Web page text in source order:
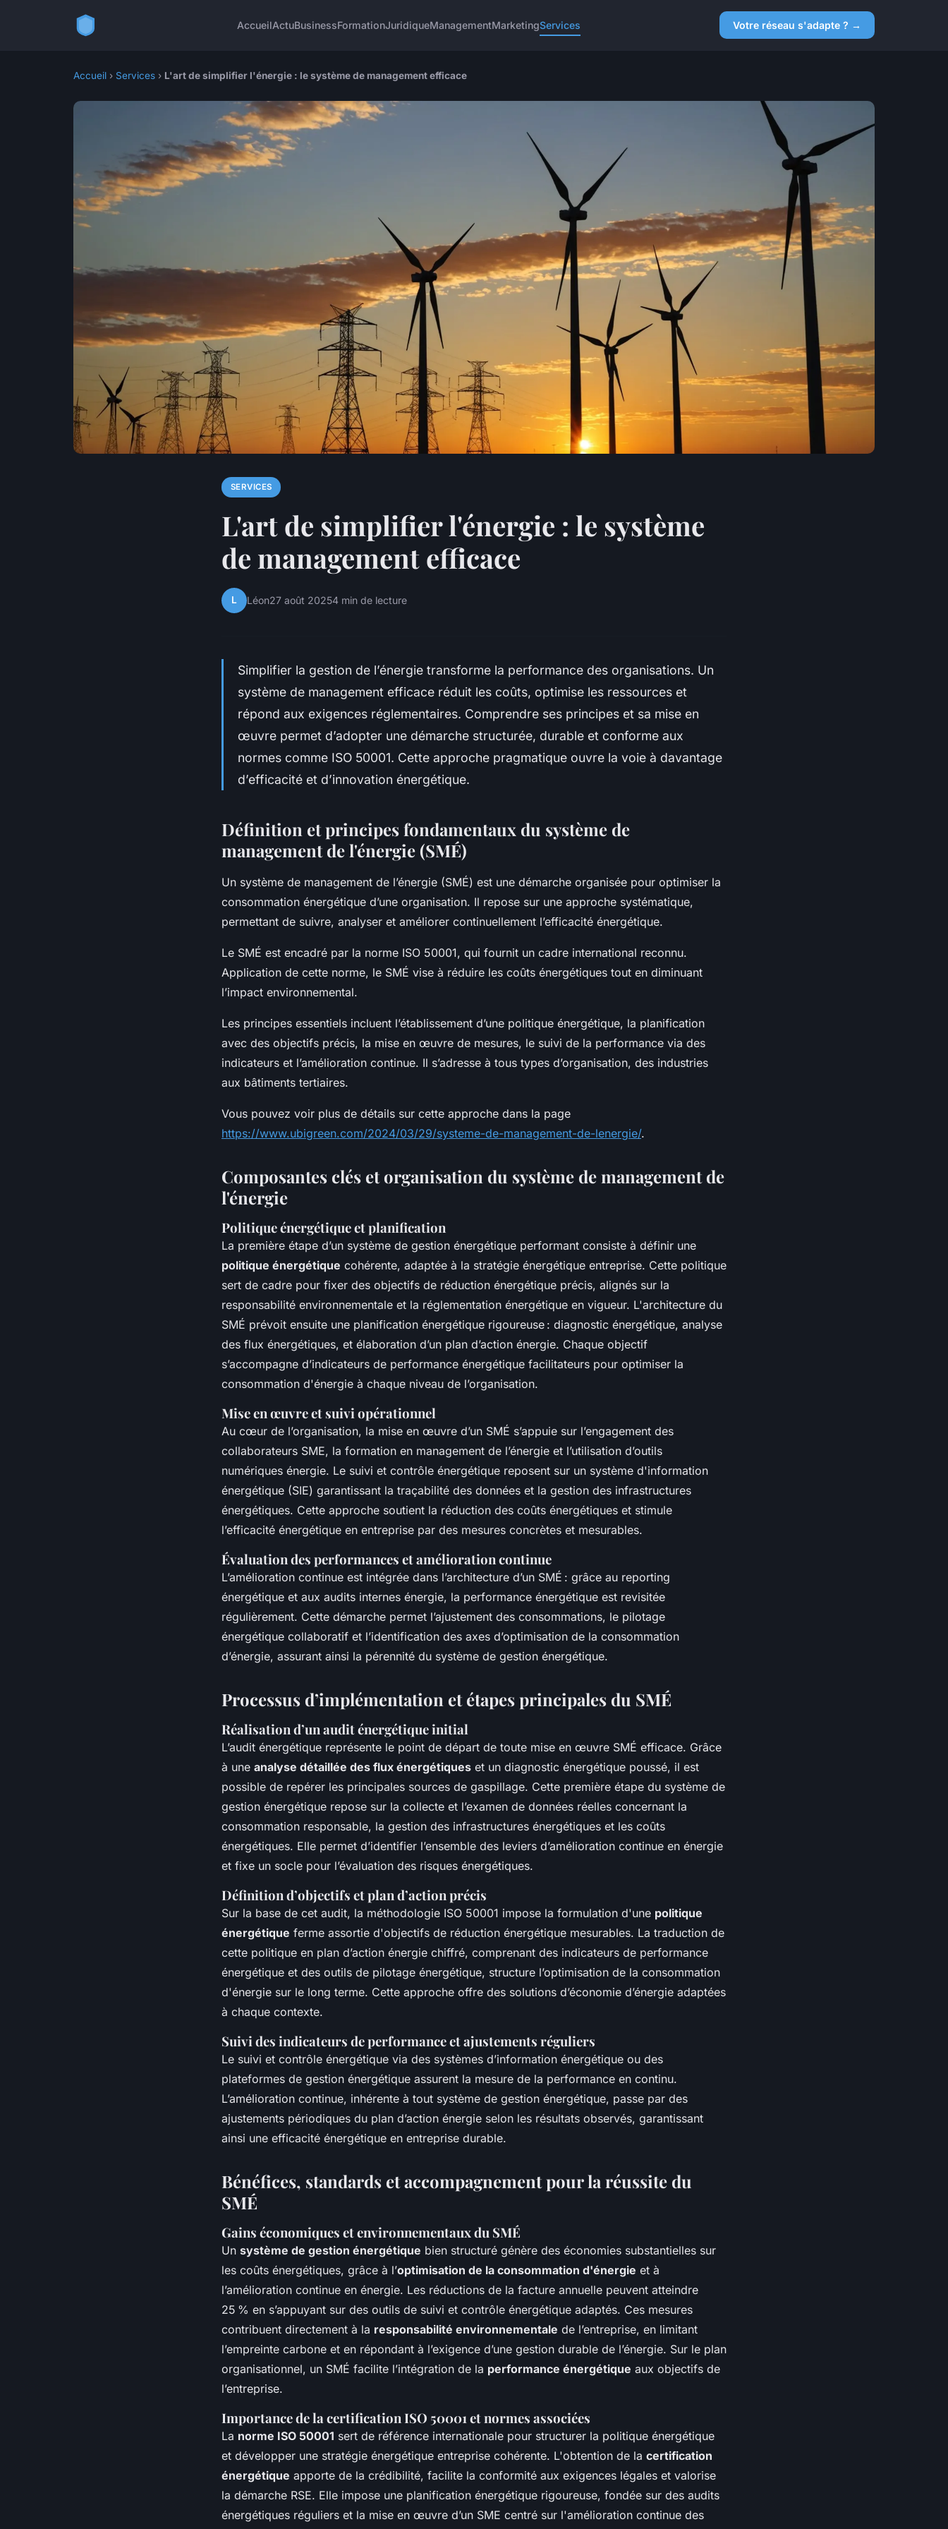
AccueilActuBusinessFormationJuridiqueManagementMarketingServices Votre réseau s'adapte ? →
Accueil › Services › L'art de simplifier l'énergie : le système de management efficace
SERVICES
L'art de simplifier l'énergie : le système
de management efficace
L Léon27 août 20254 min de lecture
Simplifier la gestion de l’énergie transforme la performance des organisations. Un
système de management efficace réduit les coûts, optimise les ressources et
répond aux exigences réglementaires. Comprendre ses principes et sa mise en
œuvre permet d’adopter une démarche structurée, durable et conforme aux
normes comme ISO 50001. Cette approche pragmatique ouvre la voie à davantage
d’efficacité et d’innovation énergétique.
Définition et principes fondamentaux du système de
management de l'énergie (SMÉ)
Un système de management de l’énergie (SMÉ) est une démarche organisée pour optimiser la
consommation énergétique d’une organisation. Il repose sur une approche systématique,
permettant de suivre, analyser et améliorer continuellement l’efficacité énergétique.
Le SMÉ est encadré par la norme ISO 50001, qui fournit un cadre international reconnu.
Application de cette norme, le SMÉ vise à réduire les coûts énergétiques tout en diminuant
l’impact environnemental.
Les principes essentiels incluent l’établissement d’une politique énergétique, la planification
avec des objectifs précis, la mise en œuvre de mesures, le suivi de la performance via des
indicateurs et l’amélioration continue. Il s’adresse à tous types d’organisation, des industries
aux bâtiments tertiaires.
Vous pouvez voir plus de détails sur cette approche dans la page
https://www.ubigreen.com/2024/03/29/systeme-de-management-de-lenergie/.
Composantes clés et organisation du système de management de
l'énergie
Politique énergétique et planification
La première étape d’un système de gestion énergétique performant consiste à définir une
politique énergétique cohérente, adaptée à la stratégie énergétique entreprise. Cette politique
sert de cadre pour fixer des objectifs de réduction énergétique précis, alignés sur la
responsabilité environnementale et la réglementation énergétique en vigueur. L'architecture du
SMÉ prévoit ensuite une planification énergétique rigoureuse : diagnostic énergétique, analyse
des flux énergétiques, et élaboration d’un plan d’action énergie. Chaque objectif
s’accompagne d’indicateurs de performance énergétique facilitateurs pour optimiser la
consommation d'énergie à chaque niveau de l’organisation.
Mise en œuvre et suivi opérationnel
Au cœur de l’organisation, la mise en œuvre d’un SMÉ s’appuie sur l’engagement des
collaborateurs SME, la formation en management de l’énergie et l’utilisation d’outils
numériques énergie. Le suivi et contrôle énergétique reposent sur un système d'information
énergétique (SIE) garantissant la traçabilité des données et la gestion des infrastructures
énergétiques. Cette approche soutient la réduction des coûts énergétiques et stimule
l’efficacité énergétique en entreprise par des mesures concrètes et mesurables.
Évaluation des performances et amélioration continue
L’amélioration continue est intégrée dans l’architecture d’un SMÉ : grâce au reporting
énergétique et aux audits internes énergie, la performance énergétique est revisitée
régulièrement. Cette démarche permet l’ajustement des consommations, le pilotage
énergétique collaboratif et l’identification des axes d’optimisation de la consommation
d’énergie, assurant ainsi la pérennité du système de gestion énergétique.
Processus d’implémentation et étapes principales du SMÉ
Réalisation d’un audit énergétique initial
L’audit énergétique représente le point de départ de toute mise en œuvre SMÉ efficace. Grâce
à une analyse détaillée des flux énergétiques et un diagnostic énergétique poussé, il est
possible de repérer les principales sources de gaspillage. Cette première étape du système de
gestion énergétique repose sur la collecte et l’examen de données réelles concernant la
consommation responsable, la gestion des infrastructures énergétiques et les coûts
énergétiques. Elle permet d’identifier l’ensemble des leviers d’amélioration continue en énergie
et fixe un socle pour l’évaluation des risques énergétiques.
Définition d’objectifs et plan d’action précis
Sur la base de cet audit, la méthodologie ISO 50001 impose la formulation d'une politique
énergétique ferme assortie d'objectifs de réduction énergétique mesurables. La traduction de
cette politique en plan d’action énergie chiffré, comprenant des indicateurs de performance
énergétique et des outils de pilotage énergétique, structure l’optimisation de la consommation
d'énergie sur le long terme. Cette approche offre des solutions d’économie d’énergie adaptées
à chaque contexte.
Suivi des indicateurs de performance et ajustements réguliers
Le suivi et contrôle énergétique via des systèmes d’information énergétique ou des
plateformes de gestion énergétique assurent la mesure de la performance en continu.
L’amélioration continue, inhérente à tout système de gestion énergétique, passe par des
ajustements périodiques du plan d’action énergie selon les résultats observés, garantissant
ainsi une efficacité énergétique en entreprise durable.
Bénéfices, standards et accompagnement pour la réussite du
SMÉ
Gains économiques et environnementaux du SMÉ
Un système de gestion énergétique bien structuré génère des économies substantielles sur
les coûts énergétiques, grâce à l’optimisation de la consommation d'énergie et à
l’amélioration continue en énergie. Les réductions de la facture annuelle peuvent atteindre
25 % en s’appuyant sur des outils de suivi et contrôle énergétique adaptés. Ces mesures
contribuent directement à la responsabilité environnementale de l’entreprise, en limitant
l’empreinte carbone et en répondant à l’exigence d’une gestion durable de l’énergie. Sur le plan
organisationnel, un SMÉ facilite l’intégration de la performance énergétique aux objectifs de
l’entreprise.
Importance de la certification ISO 50001 et normes associées
La norme ISO 50001 sert de référence internationale pour structurer la politique énergétique
et développer une stratégie énergétique entreprise cohérente. L'obtention de la certification
énergétique apporte de la crédibilité, facilite la conformité aux exigences légales et valorise
la démarche RSE. Elle impose une planification énergétique rigoureuse, fondée sur des audits
énergétiques réguliers et la mise en œuvre d’un SME centré sur l'amélioration continue des